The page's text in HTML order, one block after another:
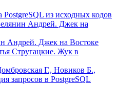
PostgreSQL из исходных кодов
Андрей. Джек на
Андрей. Джек на Востоке
Стругацкие. Жук в
Г., Новиков Б.,
запросов в PostgreSQL